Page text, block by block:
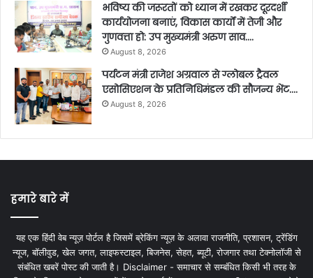
भविष्य की जरूरतों को ध्यान में रखकर दूरदर्शी
कार्ययोजना बनाएं, विकास कार्यों में तेजी और
गुणवत्ता हो: उप मुख्यमंत्री अरुण साव….
August 8, 2026
पर्यटन मंत्री राजेश अग्रवाल से ग्लोबल ट्रैवल
एसोसिएशन के प्रतिनिधिमंडल की सौजन्य भेंट….
August 8, 2026
हमारे बारे में
यह एक हिंदी वेब न्यूज़ पोर्टल है जिसमें ब्रेकिंग न्यूज़ के अलावा राजनीति, प्रशासन, ट्रेंडिंग
न्यूज, बॉलीवुड, खेल जगत, लाइफस्टाइल, बिजनेस, सेहत, ब्यूटी, रोजगार तथा टेक्नोलॉजी से
संबंधित खबरें पोस्ट की जाती है। Disclaimer - समाचार से सम्बंधित किसी भी तरह के